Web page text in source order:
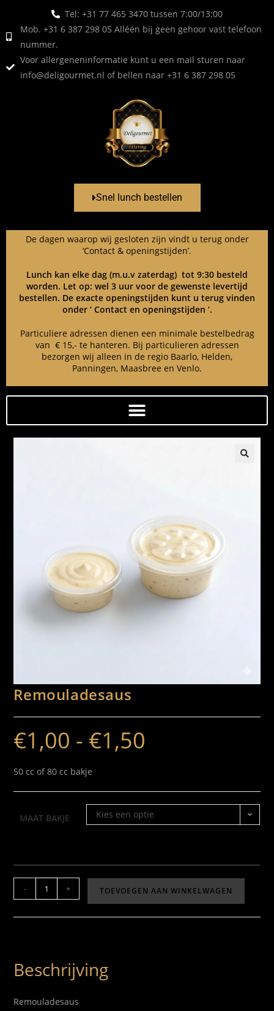
Tel: +31 77 465 3470 tussen 7:00/13:00
Mob. +31 6 387 298 05 Alléén bij geen gehoor vast telefoon
nummer.
Voor allergeneninformatie kunt u een mail sturen naar
info@deligourmet.nl of bellen naar +31 6 387 298 05
Snel lunch bestellen
De dagen waarop wij gesloten zijn vindt u terug onder
‘Contact & openingstijden’.
Lunch kan elke dag (m.u.v zaterdag) tot 9:30 besteld
worden. Let op: wel 3 uur voor de gewenste levertijd
bestellen. De exacte openingstijden kunt u terug vinden
onder ‘ Contact en openingstijden ‘.
Particuliere adressen dienen een minimale bestelbedrag
van € 15,- te hanteren. Bij particulieren adressen
bezorgen wij alleen in de regio Baarlo, Helden,
Panningen, Maasbree en Venlo.
Remouladesaus
€1,00 - €1,50
50 cc of 80 cc bakje
MAAT BAKJE Kies een optie
- + TOEVOEGEN AAN WINKELWAGEN
Beschrijving
Remouladesaus